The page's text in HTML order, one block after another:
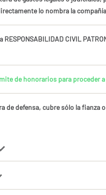
lo nombra la
RESPONSABILIDAD CIVIL
de honorarios para proceder
de defensa, cubre sólo la fianza